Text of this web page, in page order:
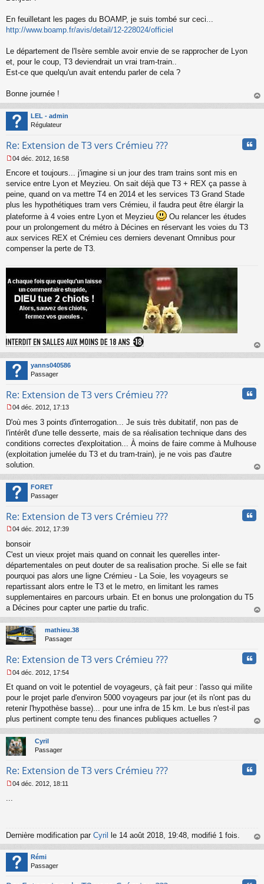
s
g
n
n
En feuilletant les pages du BOAMP, je suis tombé sur ceci...
http://www.boamp.fr/avis/detail/12-228024/officiel
Le département de l'Isère semble avoir envie de se rapprocher de Lyon
et, pour le coup, T3 deviendrait un vrai tram-train..
Est-ce que quelqu'un avait entendu parler de cela ?
Bonne journée !
au
LEL - admin
Régulateur
Re: Extension de T3 vers Crémieu ???
e
s
s
g
e
n
o
l
04 déc. 2012, 16:58
Encore et toujours... j'imagine si un jour des tram trains sont mis en
service entre Lyon et Meyzieu. On sait déjà que T3 + REX ça passe à
peine, quand on va mettre T4 en 2014 et les services T3 Grand Stade
plus les hypothétiques tram vers Crémieu, il faudra peut être élargir la
plateforme à 4 voies entre Lyon et Meyzieu
Ou relancer les études
pour un prolongement du métro à Décines en réservant les voies du T3
aux services REX et Crémieu ces derniers devenant Omnibus pour
compenser la perte de T3.
au
yanns040586
Passager
Re: Extension de T3 vers Crémieu ???
e
s
g
e
n
o
n
l
04 déc. 2012, 17:13
D'où mes 3 points d'interrogation... Je suis très dubitatif, non pas de
l'intérêt d'une telle desserte, mais de sa réalisation technique dans des
conditions correctes d'exploitation... À moins de faire comme à Mulhouse
(exploitation jumelée du T3 et du tram-train), je ne vois pas d'autre
solution.
au
FORET
Passager
Re: Extension de T3 vers Crémieu ???
e
s
s
a
g
e
n
o
n
l
u
04 déc. 2012, 17:39
bonsoir
C'est un vieux projet mais quand on connait les querelles inter-
départementales on peut douter de sa realisation proche. Si elle se fait
pourquoi pas alors une ligne Crémieu - La Soie, les voyageurs se
repartissant alors entre le T3 et le metro, en limitant les rames
supplementaires en parcours urbain. Et en bonus une prolongation du T5
a Décines pour capter une partie du trafic.
au
mathieu.38
Passager
Re: Extension de T3 vers Crémieu ???
e
s
s
g
n
o
l
u
04 déc. 2012, 17:54
Et quand on voit le potentiel de voyageurs, çà fait peur : l'asso qui milite
pour le projet parle d'environ 5000 voyageurs par jour (et ils n'ont pas du
retenir l'hypothèse basse)... pour une infra de 15 km. Le bus n'est-il pas
plus pertinent compte tenu des finances publiques actuelles ?
au
Cyril
Passager
Re: Extension de T3 vers Crémieu ???
g
e
n
o
n
04 déc. 2012, 18:11
Dernière modification par Cyril le 14 août 2018, 19:48, modifié 1 fois.
au
Rémi
Passager